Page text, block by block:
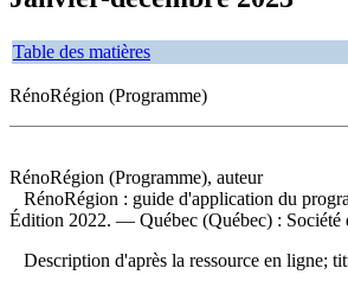
Table des matières
RénoRégion (Programme)
RénoRégion (Programme), auteur
RénoRégion : guide d'application du
Édition 2022. — Québec (Québec) :
Description d'après la ressource en ligne;